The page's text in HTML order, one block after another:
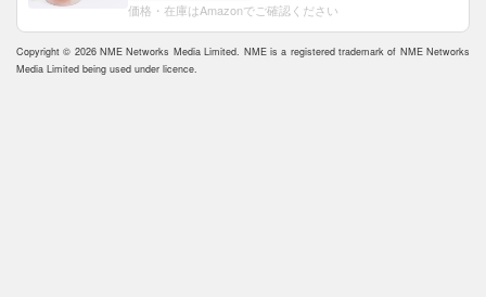
価格・在庫はAmazonでご確認ください
Copyright © 2026 NME Networks Media Limited. NME is a registered trademark of NME Networks
Media Limited being used under licence.